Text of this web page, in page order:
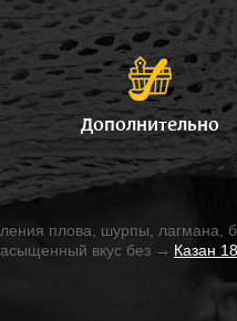
Дополнительно
плова, шурпы, лагмана,
вкус без → Казан